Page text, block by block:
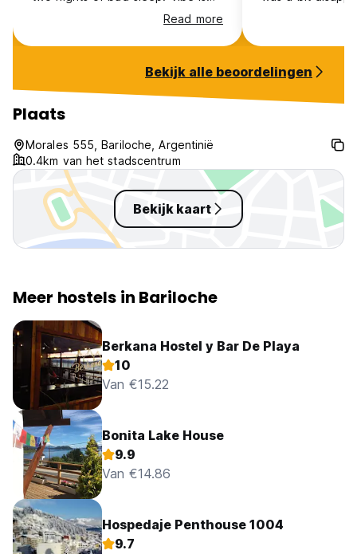
friendly but not very social.Read more
enough staff.
points. Very
Bekijk alle beoordelingen
Plaats
Morales 555, Bariloche, Argentinië
0.4km van het stadscentrum
Bekijk kaart
Meer hostels in Bariloche
Berkana Hostel y Bar De Playa
10
Van €15.22
Bonita Lake House
9.9
Van €14.86
Hospedaje Penthouse 1004
9.7